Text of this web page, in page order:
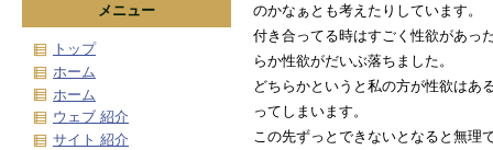
のかなぁとも考えたりしています。
付き合ってる時はすごく性欲があっ
らか性欲がだいぶ落ちました。
どちらかというと私の方が性欲はあ
ってしまいます。
この先ずっとできないとなると無理
メニュー
トップ
ホーム
ホーム
ウェブ 紹介
サイト 紹介